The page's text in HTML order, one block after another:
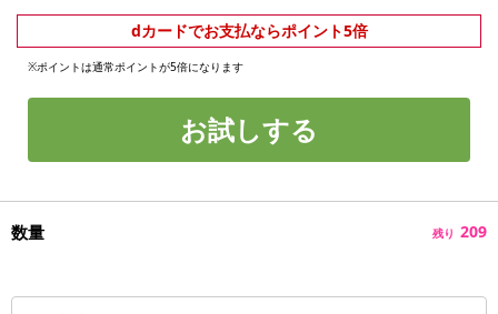
dカードでお支払ならポイント5倍
※ポイントは通常ポイントが5倍になります
お試しする
数量 残り 209